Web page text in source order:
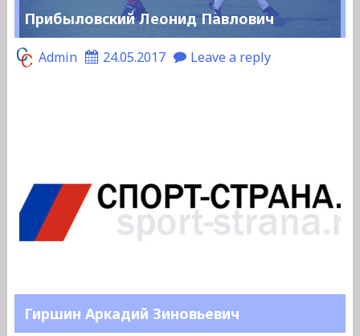
Прибыловский Леонид Павлович
Admin 24.05.2017 Leave a reply
Гиршин Аркадий Зиновьевич